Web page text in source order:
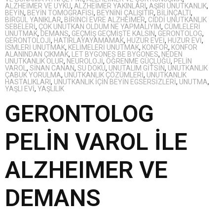
ALZHEIMER VE UYKU, ALZHEIMER YAKINLARI , AŞIRI UNUTKANLIK,
BEYIN, BEYIN TOMOGRAFISI, BEYNINI ÇALIŞITIR, BILINÇALTI ,
BIRGÜL YANIKLAR, BIRINCI EVRE ALZHEIMER, CIDDI UNUTKANLIK
SEBELERI, ÇOK UNUTKAN OLDUM NE YAPMALIYIM, CÜMLELERI
UNUTMAK, DEMANS, GEÇMIŞ GEÇMIŞTE KALSIN, GERONTOLOG,
GERONTOLOJI, HATIRLAYAYAMAMAK, HUZUR EVEI, HUZUR EVI,
ISMLERI UNUTMAK, KELIMELERI UNUTMAK, KONFOR, KONFOR
ALANINDAN ÇIKMAK, LET BYGONES BE BYGONES, NEDEN
UNUTKANLIK OLUR, NEUROLOJI, ÖĞRENME GÜÇLÜĞÜ, PELIN
VAROL, SINAN CANAN, SU DOKU, UNUTALIM GITSIN, UNUTKANLIK
ÇABUK YORULMA, UNUTKANLIK ÇÖZÜMLERI, UNUTKANLIK
HASTALIKLARI , UNUTKANLIK IÇIN BEYIN EGSERSIZLERI, UNUTMA,
YAŞLI EVI, YAŞLILIK
GERONTOLOG
PELİN VAROL İLE
ALZHEIMER VE
DEMANS